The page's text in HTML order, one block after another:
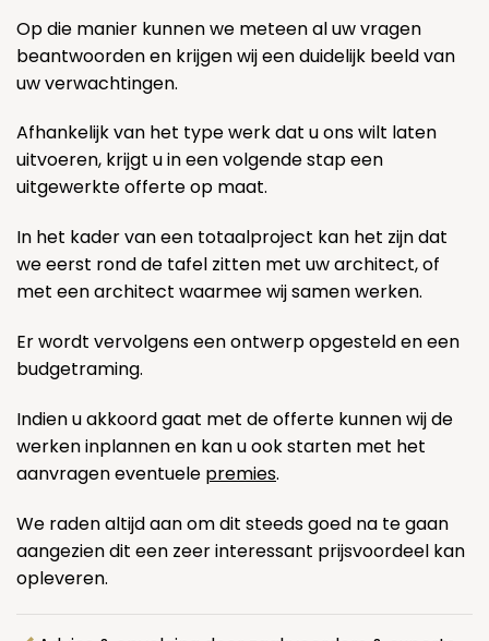
Op die manier kunnen we meteen al uw vragen
beantwoorden en krijgen wij een duidelijk beeld van
uw verwachtingen.
Afhankelijk van het type werk dat u ons wilt laten
uitvoeren, krijgt u in een volgende stap een
uitgewerkte offerte op maat.
In het kader van een totaalproject kan het zijn dat
we eerst rond de tafel zitten met uw architect, of
met een architect waarmee wij samen werken.
Er wordt vervolgens een ontwerp opgesteld en een
budgetraming.
Indien u akkoord gaat met de offerte kunnen wij de
werken inplannen en kan u ook starten met het
aanvragen eventuele premies.
We raden altijd aan om dit steeds goed na te gaan
aangezien dit een zeer interessant prijsvoordeel kan
opleveren.